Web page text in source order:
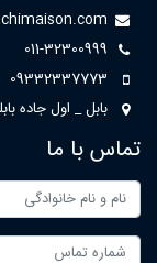
011-32300999
09332337773
بابل _ اول جاده
تماس با ما